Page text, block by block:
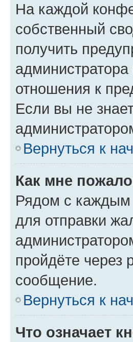
На каждой
собственный
получить
отношения к
Если вы не
Вернуться к
Как мне
Рядом с каждым
для отправки
пройдёте
сообщение.
Вернуться к
Что означает